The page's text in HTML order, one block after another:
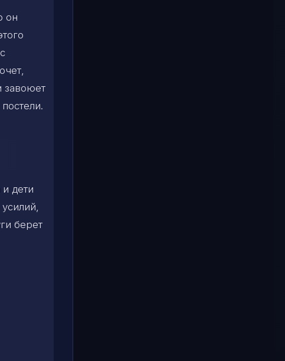
он
завоюет
дети
берет